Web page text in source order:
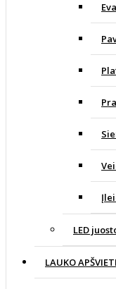
LED
LAUKO